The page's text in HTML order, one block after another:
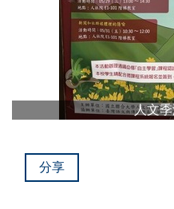
人文
分享